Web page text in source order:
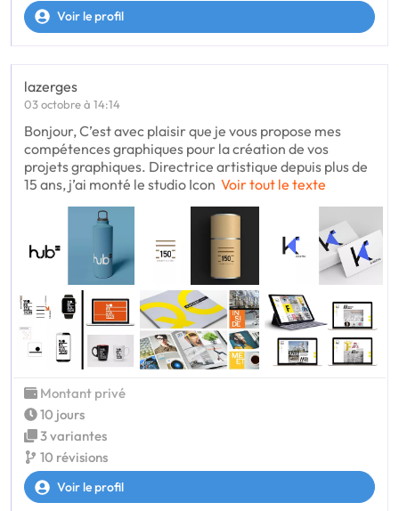
Voir le profil
lazerges
03 octobre à 14:14
Bonjour, C’est avec plaisir que je vous propose mes
compétences graphiques pour la création de vos
projets graphiques. Directrice artistique depuis plus de
15 ans, j’ai monté le studio Icon Voir tout le texte
Montant privé
10 jours
3 variantes
10 révisions
Voir le profil